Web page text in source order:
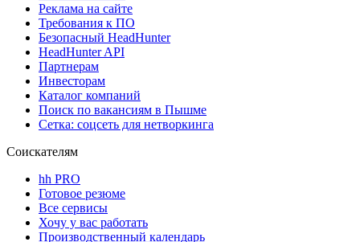
Реклама на сайте
Требования к ПО
Безопасный HeadHunter
HeadHunter API
Партнерам
Инвесторам
Каталог компаний
Поиск по вакансиям в Пышме
Сетка: соцсеть для нетворкинга
Соискателям
hh PRO
Готовое резюме
Все сервисы
Хочу у вас работать
Производственный календарь